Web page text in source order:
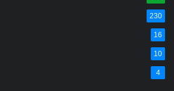
u rozcestí u domu čp. 42
v Krásné u Pěnčína
naproti domu čp. 34 v
230
16
10
4